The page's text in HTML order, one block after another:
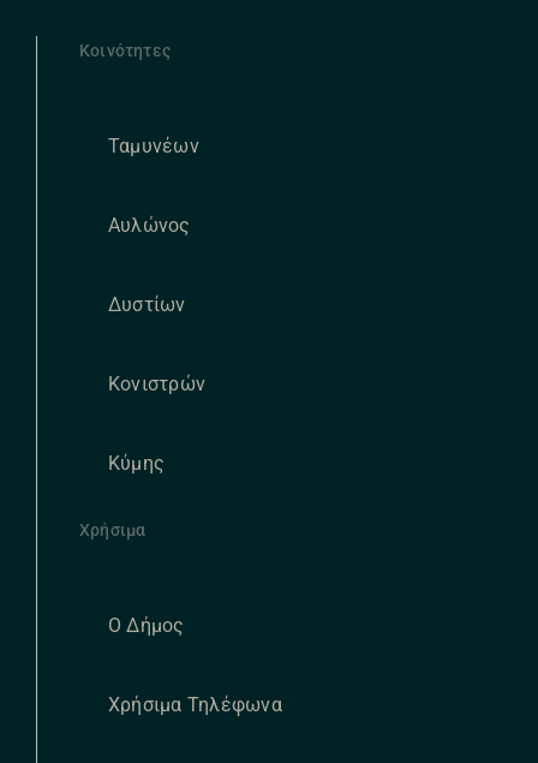
Κοινότητες
Ταμυνέων
Αυλώνος
Δυστίων
Κονιστρών
Κύμης
Χρήσιμα
Ο Δήμος
Χρήσιμα Τηλέφωνα